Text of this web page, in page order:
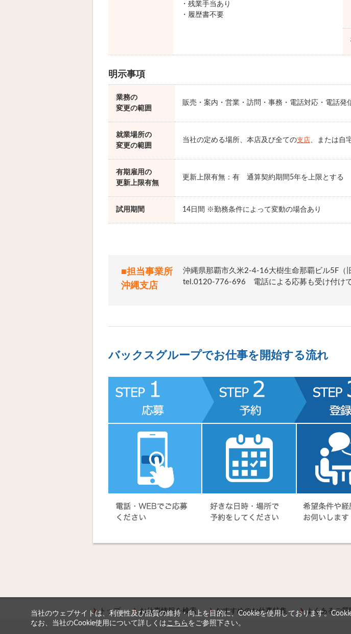
・残業手当あり
・履歴書不要
明示事項
業務の
変更の範囲
販売・案内・営業・訪問・事務・電話対応・電話
就業場所の
変更の範囲
当社の定める場所、本店及び全ての支店、または自
有期雇用の
更新上限有無
更新上限有無：有 通算契約期間5年を上限とする
試用期間 14日間 ※勤務条件によって変動の場合あり
■担当事業所
沖縄支店
沖縄県那覇市久米2-4-16大樹生命那覇ビル5F（
tel.0120-776-696 電話による応募も受け付けて
バックスグループでお仕事を開始する流れ
トップ お仕事情報を検索 おすすめのお仕事特集 よくあるご質
当社のウェブサイトは、利便性及び品質の維持・向上を目的に、Cookieを使用しております。
なお、当社のCookie使用について詳しくは こちら をご参照下さい。